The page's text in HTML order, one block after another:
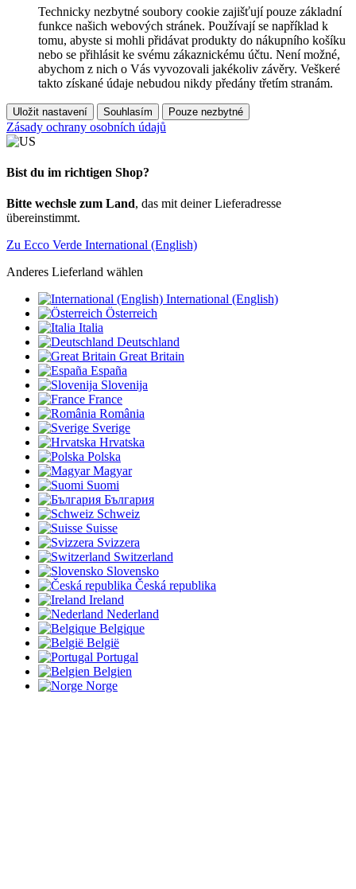
Technicky nezbytné soubory cookie zajišťují pouze základní
funkce našich webových stránek. Používají se například k
tomu, abyste si mohli přidávat produkty do nákupního košíku
nebo se přihlásit ke svému zákaznickému účtu. Není možné,
abychom z nich o Vás vyvozovali jakékoliv závěry. Veškeré
takto získané údaje nebudou nikdy předány třetím stranám.
Uložit nastavení Souhlasím Pouze nezbytné
Zásady ochrany osobních údajů
Bist du im richtigen Shop?
Bitte wechsle zum Land, das mit deiner Lieferadresse
übereinstimmt.
Zu Ecco Verde International (English)
Anderes Lieferland wählen
International (English)
Österreich
Italia
Deutschland
Great Britain
España
Slovenija
France
România
Sverige
Hrvatska
Polska
Magyar
Suomi
България
Schweiz
Suisse
Svizzera
Switzerland
Slovensko
Česká republika
Ireland
Nederland
Belgique
België
Portugal
Belgien
Norge